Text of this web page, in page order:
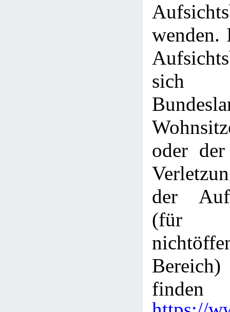
wenden.
sich
oder
der